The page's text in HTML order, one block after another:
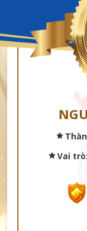
Vai trò: